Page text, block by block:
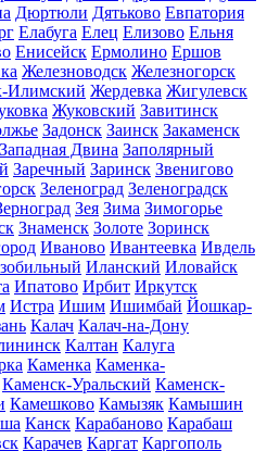
Дюртюли Дятьково Евпатория
Елабуга Елец Елизово Ельня
Енисейск Ермолино Ершов
Железноводск Железногорск
Илимский Жердевка Жигулевск
Жуковский Завитинск
Задонск Заинск Закаменск
Западная Двина Заполярный
Заречный Заринск Звенигово
Зеленоград Зеленоградск
Зея Зима Зимогорье
Знаменск Золоте Зоринск
Иваново Ивантеевка Ивдель
Иланский Иловайск
Ипатово Ирбит Иркутск
Истра Ишим Ишимбай Йошкар-
Калач Калач-на-Дону
Калтан Калуга
Каменка Каменка-
Каменск-Уральский Каменск-
Камешково Камызяк Камышин
Канск Карабаново Карабаш
Карачев Каргат Каргополь